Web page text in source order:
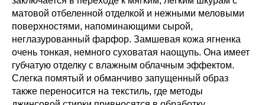
матовой отбеленной отделкой и нежными меловыми
поверхностями, напоминающими сырой,
неглазурованный фарфор. Замшевая кожа ягненка
очень тонкая, немного суховатая наощупь. Она имеет
губчатую отделку с влажным облачным эффектом.
Слегка помятый и обманчиво запущенный образ
также переносится на текстиль, где методы